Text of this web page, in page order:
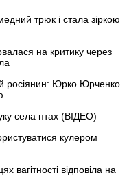
трюк і стала зіркою
на критику через
росіянин: Юрко Юрченко
села птах (ВІДЕО)
кулером
вагітності відповіла на